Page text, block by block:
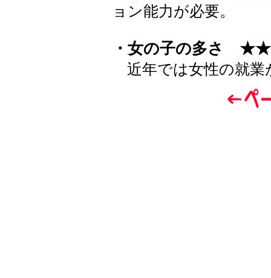
ョン能力が必要。
・女の子の多さ
近年では女性の就業